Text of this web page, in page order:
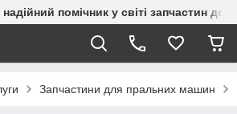
помічник у світі запчастин до
Запчастини для пральних машин